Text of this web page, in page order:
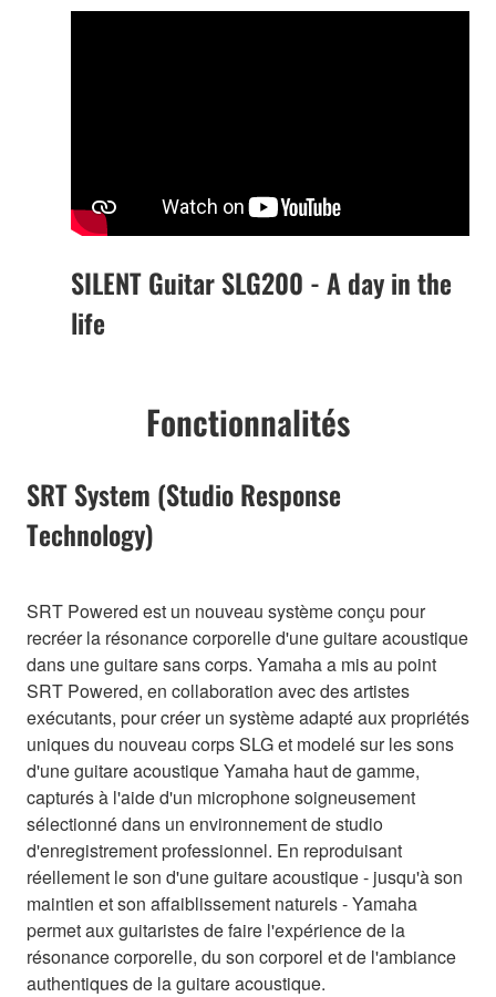
SILENT Guitar SLG200 - A day in the
life
Fonctionnalités
SRT System (Studio Response
Technology)
SRT Powered est un nouveau système conçu pour
recréer la résonance corporelle d'une guitare acoustique
dans une guitare sans corps. Yamaha a mis au point
SRT Powered, en collaboration avec des artistes
exécutants, pour créer un système adapté aux propriétés
uniques du nouveau corps SLG et modelé sur les sons
d'une guitare acoustique Yamaha haut de gamme,
capturés à l'aide d'un microphone soigneusement
sélectionné dans un environnement de studio
d'enregistrement professionnel. En reproduisant
réellement le son d'une guitare acoustique - jusqu'à son
maintien et son affaiblissement naturels - Yamaha
permet aux guitaristes de faire l'expérience de la
résonance corporelle, du son corporel et de l'ambiance
authentiques de la guitare acoustique.